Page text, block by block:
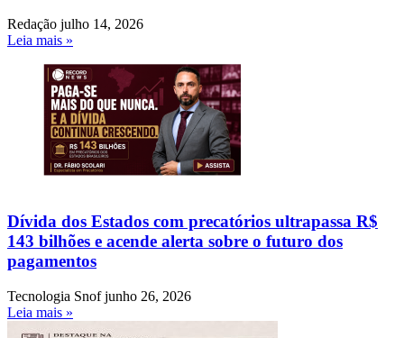
Redação julho 14, 2026
Leia mais »
Dívida dos Estados com precatórios ultrapassa R$
143 bilhões e acende alerta sobre o futuro dos
pagamentos
Tecnologia Snofjunho 26, 2026
Leia mais »